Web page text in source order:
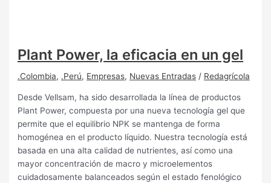
Plant Power, la eficacia en un gel
.Colombia, .Perú, Empresas, Nuevas Entradas / Redagrícola
Desde Vellsam, ha sido desarrollada la línea de productos
Plant Power, compuesta por una nueva tecnología gel que
permite que el equilibrio NPK se mantenga de forma
homogénea en el producto líquido. Nuestra tecnología está
basada en una alta calidad de nutrientes, así como una
mayor concentración de macro y microelementos
cuidadosamente balanceados según el estado fenológico